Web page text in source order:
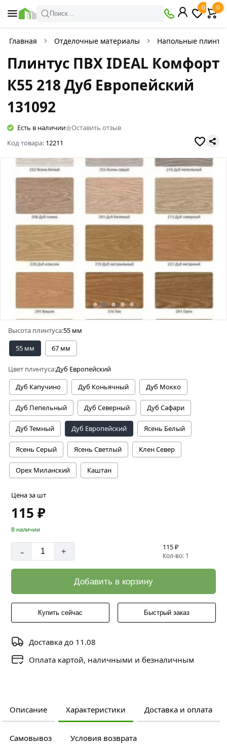
Поиск ..
0 0
Главная Отделочные материалы Напольные
Плинтус ПВХ IDEAL Комфорт
К55 218 Дуб Европейский
131092
Есть в наличии
Оставить отзыв
Код товара: 12211
Высота плинтуса:55 мм
55 мм
67 мм
Цвет плинтуса:Дуб Европейский
Дуб Капучино
Дуб Коньячный Дуб Мокко
Дуб Пепельный Дуб Северный Дуб Сафари
Дуб Темный Дуб Европейский Ясень Белый
Ясень Серый Ясень Светлый Клен Север
Орех Миланский Каштан
Цена за шт
115 ₽
В наличии
- + 115 ₽
Кол-во: 1
Добавить в корзину
Купить сейчас Быстрый заказ
Доставка до 11.08
Оплата картой, наличными и безналичным
Описание Характеристики Доставка и оплата
Самовывоз Условия возврата